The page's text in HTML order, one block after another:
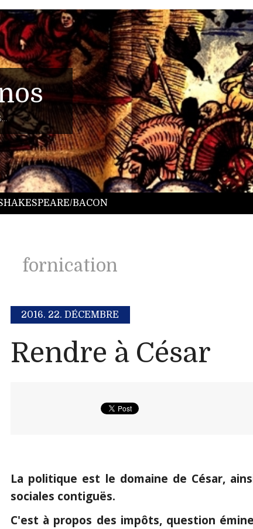
BACON
fornication
2016. 22. DÉCEMBRE
Rendre à César
La politique est le domaine de César,
sociales contiguës.
C'est à propos des impôts, question